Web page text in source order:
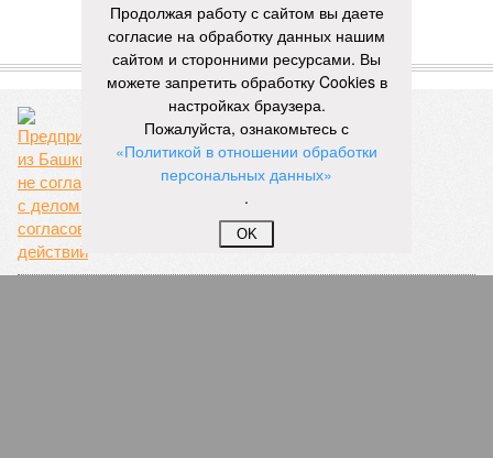
Новости smi2.ru
ЕЩЕ ИЗ РАЗДЕЛА «БИЗНЕС»
Согласовано
Продолжая работу с сайтом вы даете
согласие на обработку данных нашим
сайтом и сторонними ресурсами. Вы
можете запретить обработку Cookies в
настройках браузера.
Пожалуйста, ознакомьтесь с
«Политикой в отношении обработки
персональных данных»
.
OK